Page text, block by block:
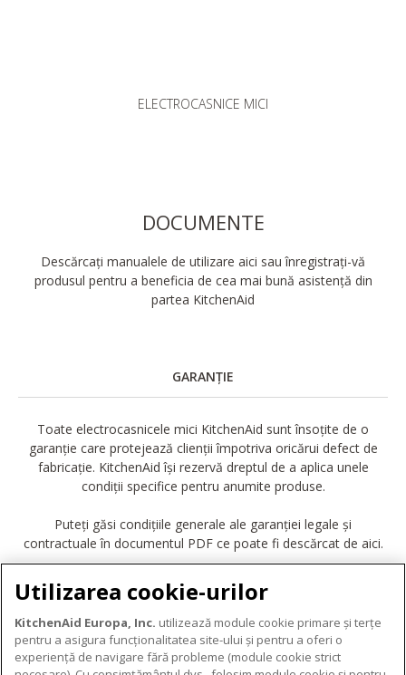
ELECTROCASNICE MICI
DOCUMENTE
Descărcați manualele de utilizare aici sau înregistrați-vă
produsul pentru a beneficia de cea mai bună asistență din
partea KitchenAid
GARANȚIE
Toate electrocasnicele mici KitchenAid sunt însoțite de o
garanție care protejează clienții împotriva oricărui defect de
fabricație. KitchenAid își rezervă dreptul de a aplica unele
condiții specifice pentru anumite produse.
Puteți găsi condițiile generale ale garanției legale și
contractuale în documentul PDF ce poate fi descărcat de aici.
DESCĂRCARE GARANȚIE
Utilizarea cookie-urilor
KitchenAid Europa, Inc. utilizează module cookie primare și terțe
pentru a asigura funcționalitatea site-ului și pentru a oferi o
experiență de navigare fără probleme (module cookie strict